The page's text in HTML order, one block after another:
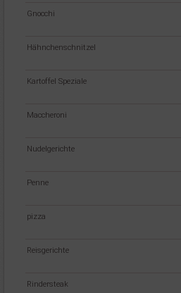
Gnocchi
Hähnchenschnitzel
Kartoffel Speziale
Maccheroni
Nudelgerichte
Penne
pizza
Reisgerichte
Rindersteak